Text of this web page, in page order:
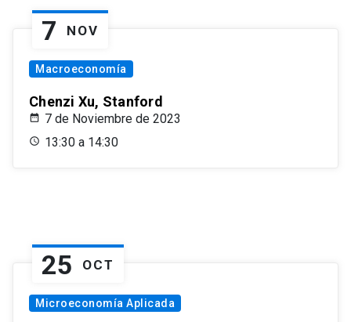
7 NOV
Macroeconomía
Chenzi Xu, Stanford
7 de Noviembre de 2023
13:30 a 14:30
25 OCT
Microeconomía Aplicada